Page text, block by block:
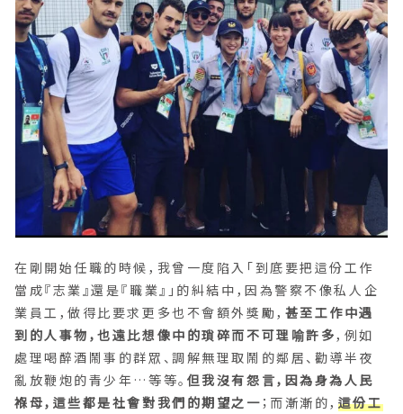
在剛開始任職的時候，我曾一度陷入「到底要把這份工作
當成『志業』還是『職業』」的糾結中，因為警察不像私人企
業員工，做得比要求更多也不會額外獎勵， 甚至工作中遇
到的人事物，也遠比想像中的瑣碎而不可理喻許多，例如
處理喝醉酒鬧事的群眾、調解無理取鬧的鄰居、勸導半夜
亂放鞭炮的青少年…等等。 但我沒有怨言，因為身為人民
褓母，這些都是社會對我們的期望之一 ；而漸漸的， 這份工